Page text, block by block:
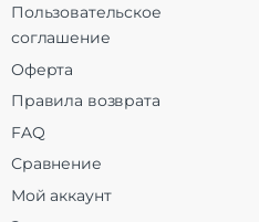
Пользовательское
соглашение
Оферта
Правила возврата
FAQ
Сравнение
Мой аккаунт